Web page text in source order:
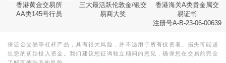
香港黄金交易所
AA类145号行员
三大最活跃伦敦金/银交
易商大奖
香港海关A类贵金属交
易证书
注册号A-B-23-06-00639
保证金交易等杠杆产品，具有很大风险，并不适用于所有投资者。损失可能超
出您的初始投入资金。我们建议您征询独立顾问的意见，确保您在交易前完全